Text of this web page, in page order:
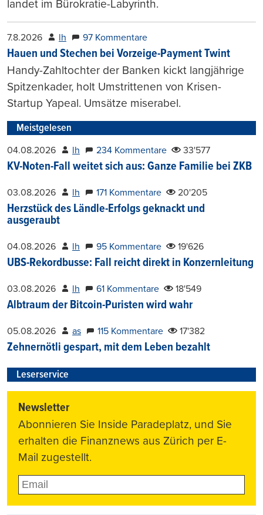
landet im Bürokratie-Labyrinth.
7.8.2026 lh 97 Kommentare
Hauen und Stechen bei Vorzeige-Payment Twint
Handy-Zahltochter der Banken kickt langjährige
Spitzenkader, holt Umstrittenen von Krisen-
Startup Yapeal. Umsätze miserabel.
Meistgelesen
04.08.2026 lh 234 Kommentare 33'577
KV-Noten-Fall weitet sich aus: Ganze Familie bei ZKB
03.08.2026 lh 171 Kommentare 20'205
Herzstück des Ländle-Erfolgs geknackt und
ausgeraubt
04.08.2026 lh 95 Kommentare 19'626
UBS-Rekordbusse: Fall reicht direkt in Konzernleitung
03.08.2026 lh 61 Kommentare 18'549
Albtraum der Bitcoin-Puristen wird wahr
05.08.2026 as 115 Kommentare 17'382
Zehnernötli gespart, mit dem Leben bezahlt
Leserservice
Newsletter
Abonnieren Sie Inside Paradeplatz, und Sie
erhalten die Finanznews aus Zürich per E-
Mail zugestellt.